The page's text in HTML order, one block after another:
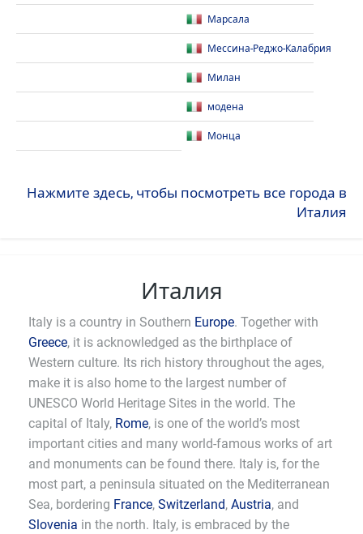
Марсала
Мессина-Реджо-Калабрия
Милан
модена
Монца
Нажмите здесь, чтобы посмотреть все города в
Италия
Италия
Italy is a country in Southern Europe. Together with
Greece, it is acknowledged as the birthplace of
Western culture. Its rich history throughout the ages,
make it is also home to the largest number of
UNESCO World Heritage Sites in the world. The
capital of Italy, Rome, is one of the world’s most
important cities and many world-famous works of art
and monuments can be found there. Italy is, for the
most part, a peninsula situated on the Mediterranean
Sea, bordering France, Switzerland, Austria, and
Slovenia in the north. Italy, is embraced by the